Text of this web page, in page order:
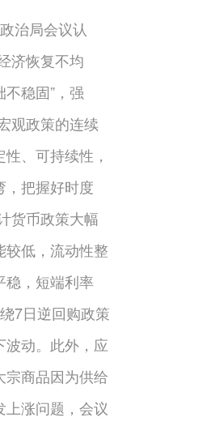
治局会议认
济恢复不均
稳固”，强
观政策的连续
、可持续性，
，把握好时度
货币政策大幅
较低，流动性整
稳，短端利率
7日逆回购政策
波动。此外，应
宗商品因为供给
上涨问题，会议